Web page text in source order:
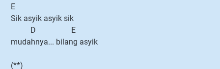
E
Sik asyik asyik sik
D E
mudahnya... bilang asyik
(**)